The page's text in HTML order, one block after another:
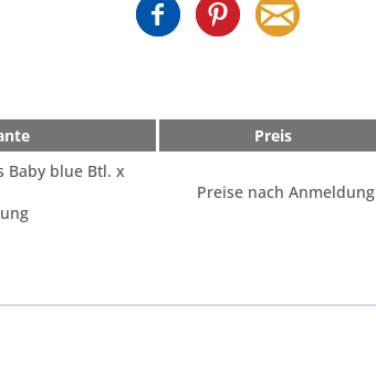
Preis
Baby blue Btl. x
Preise nach Anmeldung